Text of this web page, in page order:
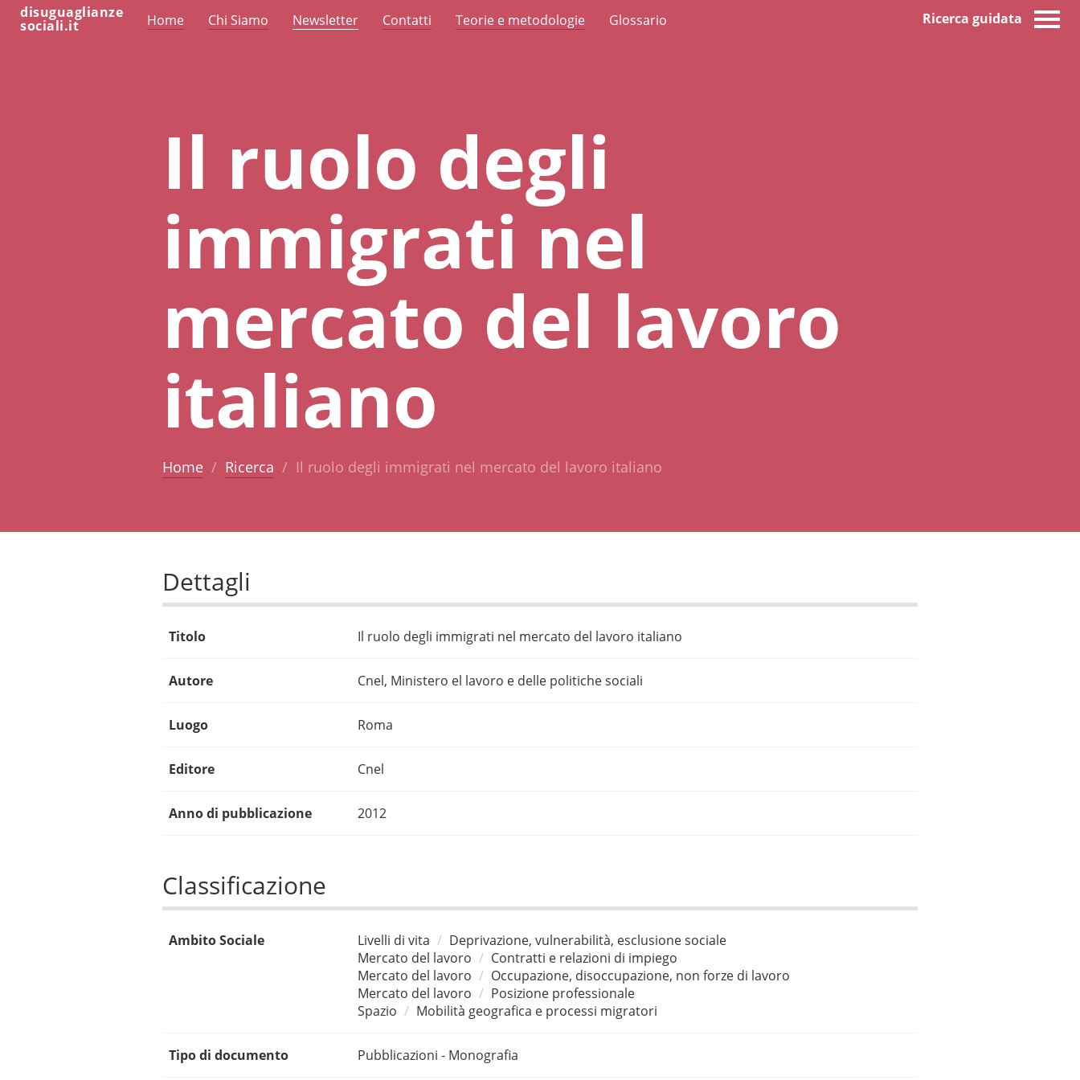
disuguaglianze
sociali.it Home Chi Siamo Newsletter Contatti Teorie e metodologie Glossario Ricerca guidata
Il ruolo degli
immigrati nel
mercato del lavoro
italiano
Home Ricerca Il ruolo degli immigrati nel mercato del lavoro italiano
Dettagli
Titolo Il ruolo degli immigrati nel mercato del lavoro italiano
Autore Cnel, Ministero el lavoro e delle politiche sociali
Luogo Roma
Editore Cnel
Anno di pubblicazione 2012
Classificazione
Ambito Sociale Livelli di vita
Deprivazione, vulnerabilità, esclusione sociale
Mercato del lavoro
Contratti e relazioni di impiego
Mercato del lavoro
Occupazione, disoccupazione, non forze di lavoro
Mercato del lavoro
Posizione professionale
Spazio
Mobilità geografica e processi migratori
Tipo di documento Pubblicazioni - Monografia